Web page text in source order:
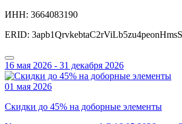
ИНН: 3664083190
ERID:
16 мая 2026 - 31 декабря 2026
01 мая 2026
Скидки до 45% на доборные элементы